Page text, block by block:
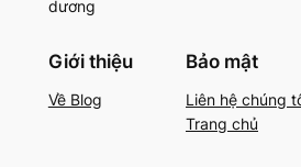
dương
Giới thiệu
Về Blog
Bảo mật
Liên hệ chúng
Trang chủ